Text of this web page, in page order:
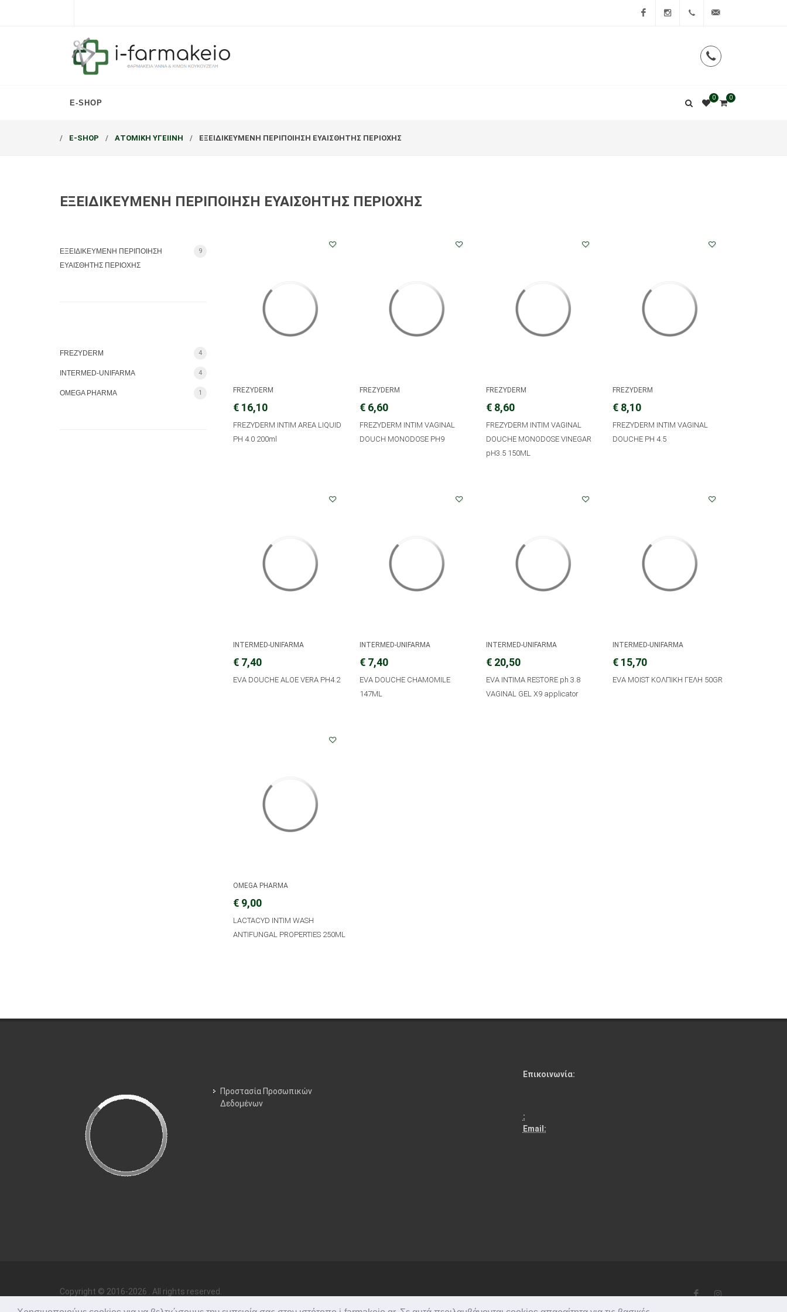
E-SHOP
0
0
E-SHOP ΑΤΟΜΙΚΗ ΥΓΕΙΙΝΗ ΕΞΕΙΔΙΚΕΥΜΕΝΗ ΠΕΡΙΠΟΙΗΣΗ ΕΥΑΙΣΘΗΤΗΣ ΠΕΡΙΟΧΗΣ
ΕΞΕΙΔΙΚΕΥΜΕΝΗ ΠΕΡΙΠΟΙΗΣΗ ΕΥΑΙΣΘΗΤΗΣ ΠΕΡΙΟΧΗΣ
ΕΞΕΙΔΙΚΕΥΜΕΝΗ ΠΕΡΙΠΟΙΗΣΗ
ΕΥΑΙΣΘΗΤΗΣ ΠΕΡΙΟΧΗΣ
9
FREZYDERM 4
INTERMED-UNIFARMA 4
OMEGA PHARMA 1 FREZYDERM
€ 16,10
FREZYDERM INTIM AREA LIQUID
PH 4.0 200ml
FREZYDERM
€ 6,60
FREZYDERM INTIM VAGINAL
DOUCH MONODOSE PH9
FREZYDERM
€ 8,60
FREZYDERM INTIM VAGINAL
DOUCHE MONODOSE VINEGAR
pH3.5 150ML
FREZYDERM
€ 8,10
FREZYDERM INTIM VAGINAL
DOUCHE PH 4.5
INTERMED-UNIFARMA
€ 7,40
EVA DOUCHE ALOE VERA PH4.2
INTERMED-UNIFARMA
€ 7,40
EVA DOUCHE CHAMOMILE
147ML
INTERMED-UNIFARMA
€ 20,50
EVA INTIMA RESTORE ph 3.8
VAGINAL GEL X9 applicator
INTERMED-UNIFARMA
€ 15,70
EVA MOIST ΚΟΛΠΙΚΗ ΓΕΛΗ 50GR
OMEGA PHARMA
€ 9,00
LACTACYD INTIM WASH
ANTIFUNGAL PROPERTIES 250ML
Προστασία Προσωπικών
Δεδομένων
Επικοινωνία:
:
Email:
Copyright © 2016-2026 . All rights reserved.